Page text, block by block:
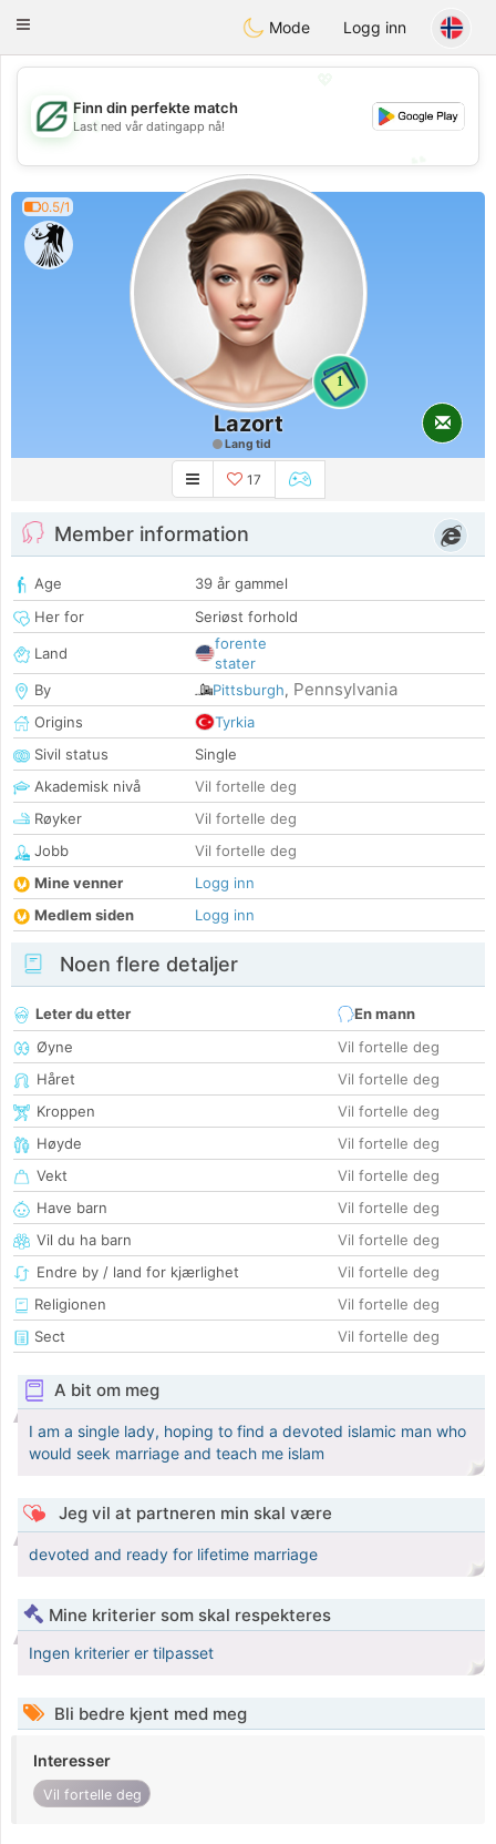
GulfDating
Toggle
Mode Logg inn
💖
💕
Finn din perfekte match
Last ned vår datingapp nå!
0.5/1
1
Lazort
Lang tid
17
Member information
Age
39 år gammel
Her for
Seriøst forhold
Land
forente
stater
By
Pittsburgh, Pennsylvania
Origins
Tyrkia
Sivil status
Single
Akademisk nivå
Vil fortelle deg
Røyker
Vil fortelle deg
Jobb
Vil fortelle deg
Mine venner
Logg inn
Medlem siden
Logg inn
Noen flere detaljer
Leter du etter
En mann
Øyne
Vil fortelle deg
Håret
Vil fortelle deg
Kroppen
Vil fortelle deg
Høyde
Vil fortelle deg
Vekt
Vil fortelle deg
Have barn
Vil fortelle deg
Vil du ha barn
Vil fortelle deg
Endre by / land for kjærlighet
Vil fortelle deg
Religionen
Vil fortelle deg
Sect
Vil fortelle deg
A bit om meg
I am a single lady, hoping to find a devoted islamic man who
would seek marriage and teach me islam
Jeg vil at partneren min skal være
devoted and ready for lifetime marriage
Mine kriterier som skal respekteres
Ingen kriterier er tilpasset
Bli bedre kjent med meg
Interesser
Vil fortelle deg